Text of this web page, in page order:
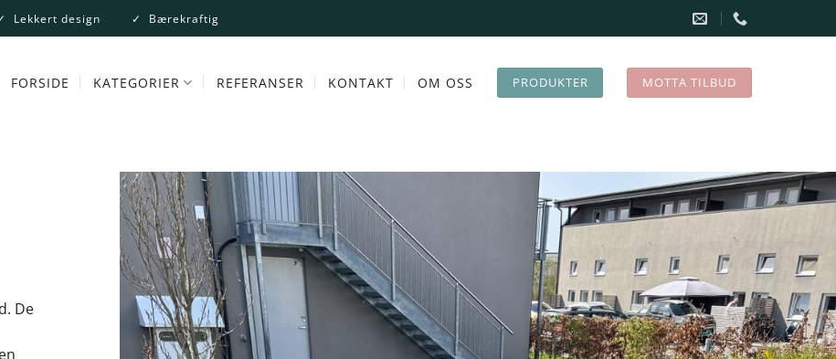
Lekkert design ✓ Bærekraftig
FORSIDE KATEGORIER REFERANSER KONTAKT OM OSS PRODUKTER MOTTA TILBUD
De